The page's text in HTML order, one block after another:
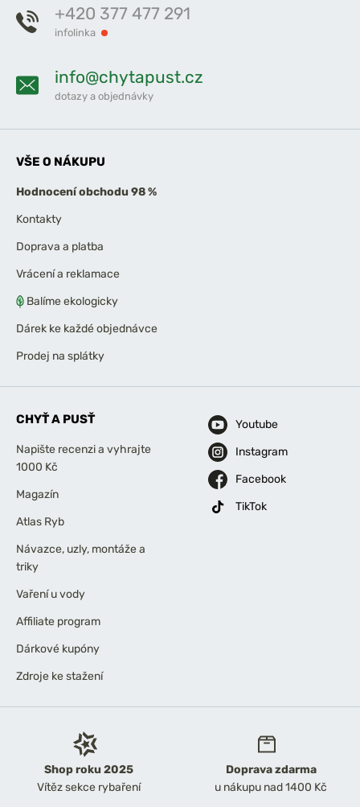
Shop roku 2025
Vítěz sekce rybaření
Doprava zdarma
u nákupu nad 1400 Kč
+420 377 477 291
infolinka
info@chytapust.cz
dotazy a objednávky
VŠE O NÁKUPU
Hodnocení obchodu 98 %
Kontakty
Doprava a platba
Vrácení a reklamace
Balíme ekologicky
Dárek ke každé objednávce
Prodej na splátky
CHYŤ A PUSŤ
Napište recenzi a vyhrajte
1000 Kč
Magazín
Atlas Ryb
Návazce, uzly, montáže a
triky
Vaření u vody
Affiliate program
Dárkové kupóny
Zdroje ke stažení
Youtube
Instagram
Facebook
TikTok